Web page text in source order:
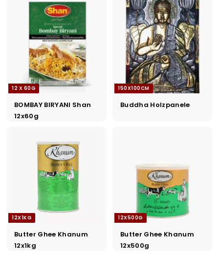
12 X 60G
BOMBAY BIRYANI Shan
12x60g
150X100CM
Buddha Holzpanele
12X1KG
Butter Ghee Khanum
12x1kg
12X500G
Butter Ghee Khanum
12x500g